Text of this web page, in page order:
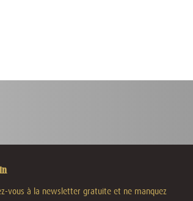
vous à la newsletter gratuite et ne manquez